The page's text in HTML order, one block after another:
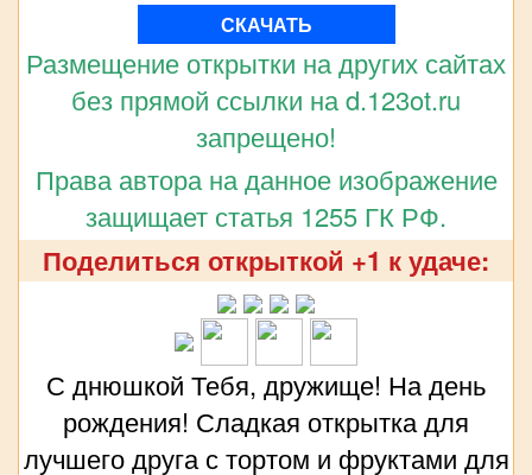
СКАЧАТЬ
Размещение открытки на других сайтах
без прямой ссылки на d.123ot.ru
запрещено!
Права автора на данное изображение
защищает статья 1255 ГК РФ.
Поделиться открыткой +1 к удаче:
С днюшкой Тебя, дружище! На день
рождения! Сладкая открытка для
лучшего друга с тортом и фруктами для